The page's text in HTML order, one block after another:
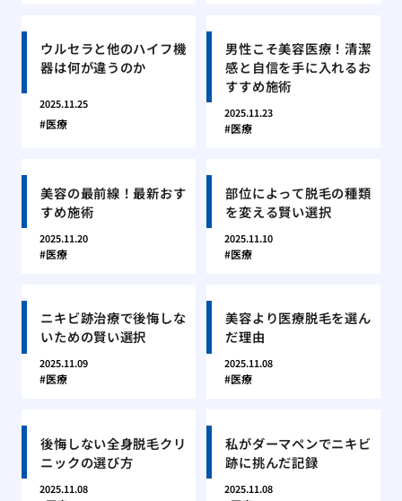
ウルセラと他のハイフ機
器は何が違うのか
2025.11.25
医療
男性こそ美容医療！清潔
感と自信を手に入れるお
すすめ施術
2025.11.23
医療
美容の最前線！最新おす
すめ施術
2025.11.20
医療
部位によって脱毛の種類
を変える賢い選択
2025.11.10
医療
ニキビ跡治療で後悔しな
いための賢い選択
2025.11.09
医療
美容より医療脱毛を選ん
だ理由
2025.11.08
医療
後悔しない全身脱毛クリ
ニックの選び方
2025.11.08
私がダーマペンでニキビ
跡に挑んだ記録
2025.11.08